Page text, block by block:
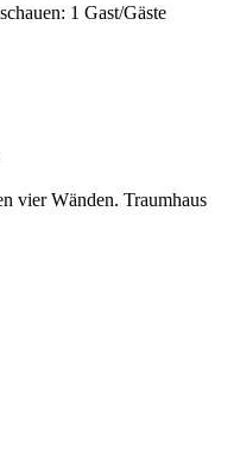
1 Gast/Gäste
vier Wänden. Traumhaus